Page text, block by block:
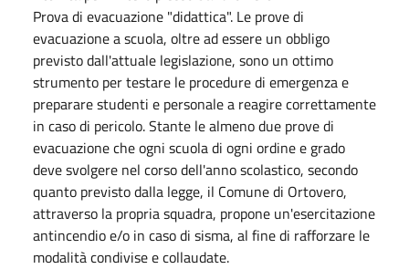
Prova di evacuazione "didattica". Le prove di
evacuazione a scuola, oltre ad essere un obbligo
previsto dall'attuale legislazione, sono un ottimo
strumento per testare le procedure di emergenza e
preparare studenti e personale a reagire correttamente
in caso di pericolo. Stante le almeno due prove di
evacuazione che ogni scuola di ogni ordine e grado
deve svolgere nel corso dell'anno scolastico, secondo
quanto previsto dalla legge, il Comune di Ortovero,
attraverso la propria squadra, propone un'esercitazione
antincendio e/o in caso di sisma, al fine di rafforzare le
modalità condivise e collaudate.